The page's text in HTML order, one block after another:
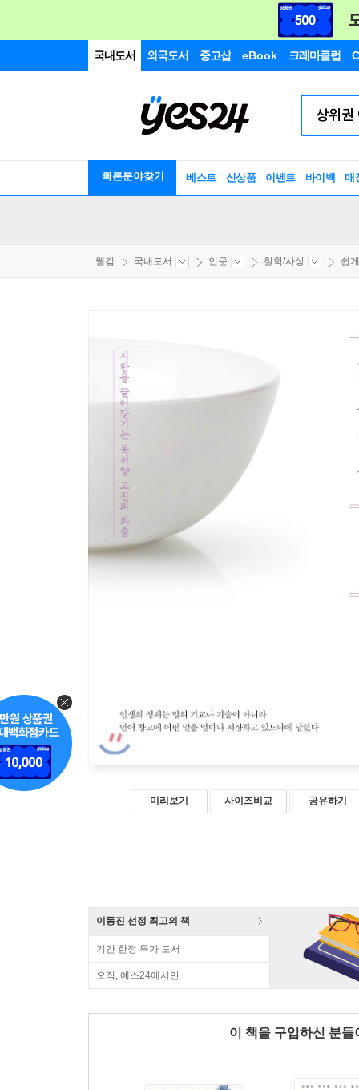
국내도서 외국도서 중고샵 eBook 크레마클럽
빠른분야찾기 베스트 신상품 이벤트 바이백 매
웰컴 국내도서 인문 철학/사상 쉽
미리보기 사이즈비교 공유하기
이동진 선정 최고의 책
기간 한정 특가 도서
오직, 예스24에서만
이 책을 구입하신 분